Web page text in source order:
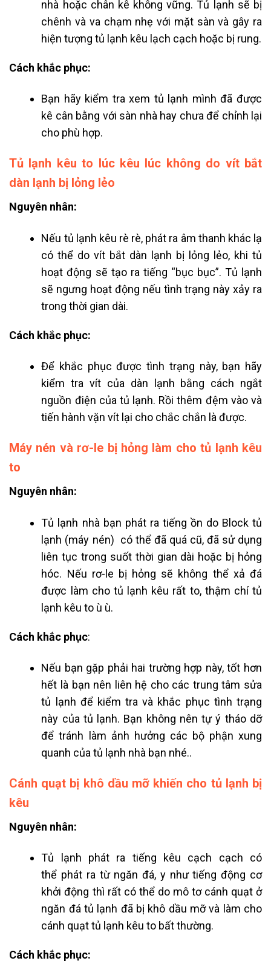
nhà hoặc chân kê không vững. Tủ lạnh sẽ bị
chênh và va chạm nhẹ với mặt sàn và gây ra
hiện tượngtủ lạnh kêu lạch cạch hoặc bị rung.
Cách khắc phục:
Bạn hãy kiểm tra xem tủ lạnh mình đã được
kê cân bằng với sàn nhà hay chưa để chỉnh lại
cho phù hợp.
Tủ lạnh kêu to lúc kêu lúc không do vít bắt
dàn lạnh bị lỏng lẻo
Nguyên nhân:
Nếu tủ lạnh kêu rè rè, phát ra âm thanh khác lạ
có thể do vít bắt dàn lạnh bị lỏng lẻo, khi tủ
hoạt động sẽ tạo ra tiếng “bục bục”. Tủ lạnh
sẽ ngưng hoạt động nếu tình trạng này xảy ra
trong thời gian dài.
Cách khắc phục:
Để khắc phục được tình trạng này, bạn hãy
kiểm tra vít của dàn lạnh bằng cách ngắt
nguồn điện của tủ lạnh. Rồi thêm đệm vào và
tiến hành vặn vít lại cho chắc chắn là được.
Máy nén và rơ-le bị hỏng làm cho tủ lạnh kêu
to
Nguyên nhân:
Tủ lạnh nhà bạn phát ra tiếng ồn do Block tủ
lạnh (máy nén) có thể đã quá cũ, đã sử dụng
liên tục trong suốt thời gian dài hoặc bị hỏng
hóc. Nếu rơ-le bị hỏng sẽ không thể xả đá
được làm cho tủ lạnh kêu rất to, thậm chí tủ
lạnh kêu to ù ù.
Cách khắc phục:
Nếu bạn gặp phải hai trường hợp này, tốt hơn
hết là bạn nên liên hệ cho các trung tâm sửa
tủ lạnh để kiểm tra và khắc phục tình trạng
này của tủ lạnh. Bạn không nên tự ý tháo dỡ
để tránh làm ảnh hưởng các bộ phận xung
quanh của tủ lạnh nhà bạn nhé..
Cánh quạt bị khô dầu mỡ khiến cho tủ lạnh bị
kêu
Nguyên nhân:
Tủ lạnh phát ra tiếng kêu cạch cạch có
thể phát ra từ ngăn đá, y như tiếng động cơ
khởi động thì rất có thể do mô tơ cánh quạt ở
ngăn đá tủ lạnh đã bị khô dầu mỡ và làm cho
cánh quạt tủ lạnh kêu to bất thường.
Cách khắc phục: